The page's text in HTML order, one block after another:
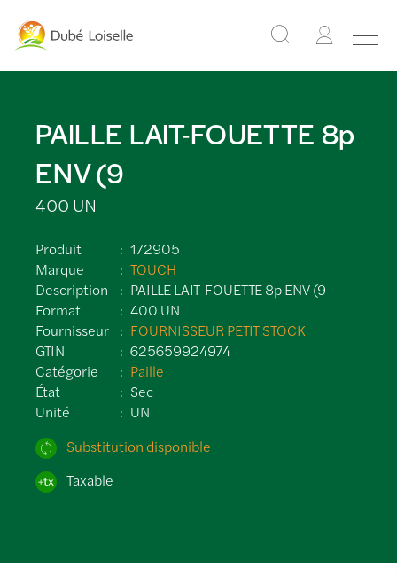
PAILLE LAIT-FOUETTE 8p
ENV (9
400 UN
Produit
172905
Marque
TOUCH
Description
PAILLE LAIT-FOUETTE 8p ENV (9
Format
400 UN
Fournisseur
FOURNISSEUR PETIT STOCK
GTIN
625659924974
Catégorie
Paille
État
Sec
Unité
UN
Substitution disponible
Taxable